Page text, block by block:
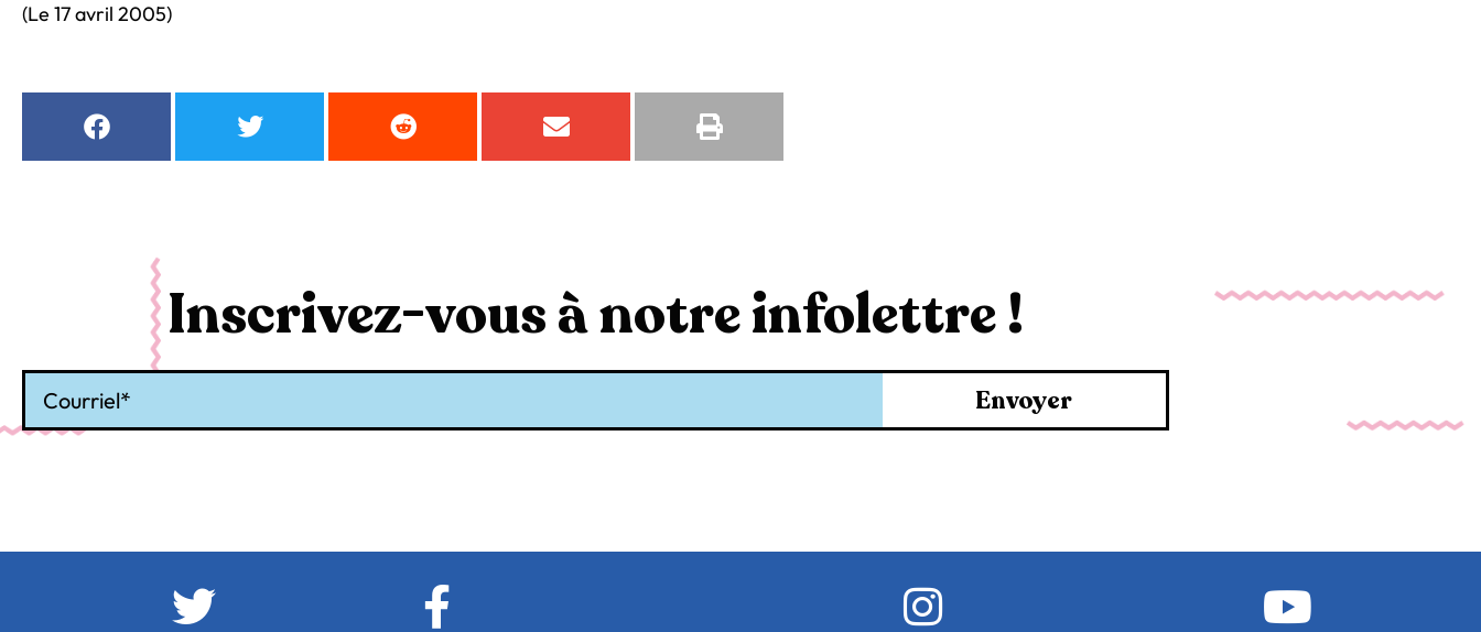
(Le 17 avril 2005)
Inscrivez-vous à notre infolettre !
Envoyer